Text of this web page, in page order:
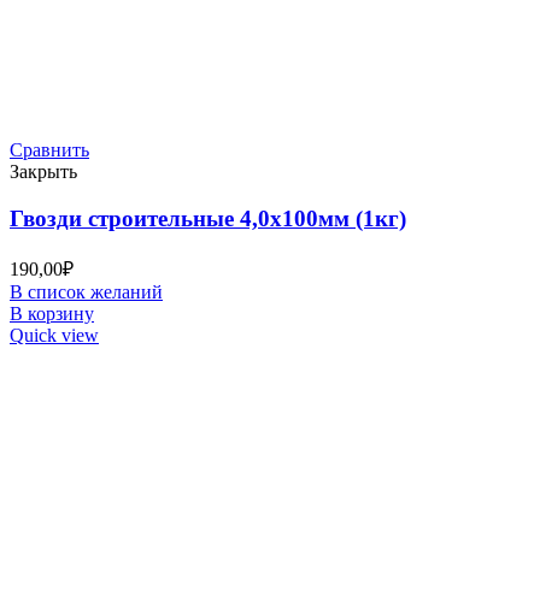
Сравнить
Закрыть
Гвозди строительные 4,0х100мм (1кг)
190,00₽
В список желаний
В корзину
Quick view